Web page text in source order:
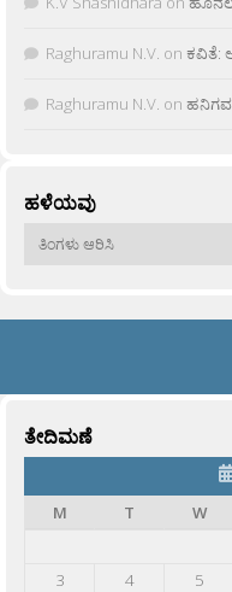
Raghuramu N.V. on ಕವಿತೆ:
Raghuramu N.V. on
ಹಳೆಯವು
ಹಳೆಯವು
ತೇದಿಮಣೆ
M
T W
3
4 5